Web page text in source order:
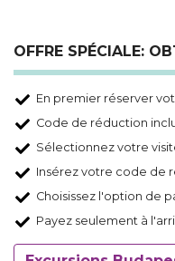
OFFRE SPÉCIALE:
En premier réserver
Code de réduction
Sélectionnez votre
Insérez votre code de
Choisissez l'option de
Payez seulement à